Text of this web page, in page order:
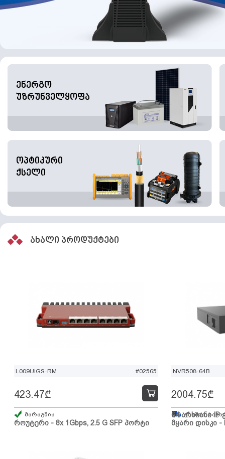
ენერგო
უზრუნველყოფა
ოპტიკური
ქსელი
ახალი პროდუქტები
L009UiGS-RM #02565
როუტერი - 8x 1Gbps, 2.5 G SFP პორტი
423.47₾
მარაგშია
NVR508-64B
64 არხიანი IP
მყარი დისკი -
2004.75₾
გზაშია,